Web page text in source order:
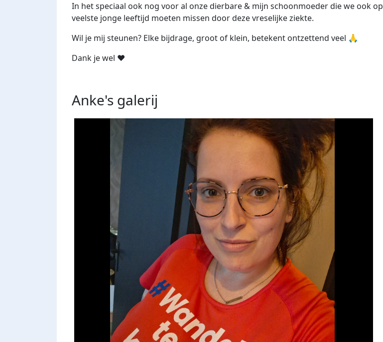
In het speciaal ook nog voor al onze dierbare & mijn schoonmoeder die we ook op
veelste jonge leeftijd moeten missen door deze vreselijke ziekte.
Wil je mij steunen? Elke bijdrage, groot of klein, betekent ontzettend veel 🙏
Dank je wel ❤️
Anke's galerij